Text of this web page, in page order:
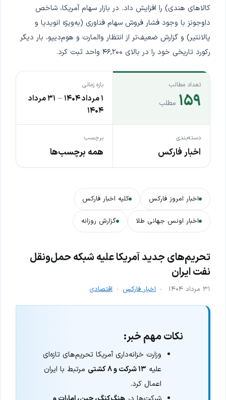
کالاهای هندی) را افزایش داد. در بازار سهام آمریکا، شاخص
داوجونز با وجود فشار فروش سهام فناوری (به‌ویژه انویدیا و
پالانتیر) و گزارش ضعیف‌تر از انتظار والمارت و هوم‌دیپو، بار دیگر
رکورد تاریخی خود را در بالای ۴۶,۲۰۰ واحد ثبت کرد.
تعداد مطالب
۱۵۹ مطلب
بازه زمانی
۱ مرداد ۱۴۰۴ –
۳۱ مرداد
۱۴۰۴
دسته‌بندی
اخبار فارکس
برچسب
همه برچسب‌ها
اخبار امروز فارکس کلیه اخبار فارکس
اخبار اونس جهانی طلا گزارش روزانه
تحریم‌های جدید آمریکا علیه شبکه حمل‌ونقل
نفت ایران
۳۱ مرداد ۱۴۰۴ اخبار فارکس اقتصادی
نکات مهم خبر:
وزارت خزانه‌داری آمریکا تحریم‌های تازه‌ای
علیه ۱۳ شرکت و ۸ کشتی
مرتبط با ایران
اعمال کرد.